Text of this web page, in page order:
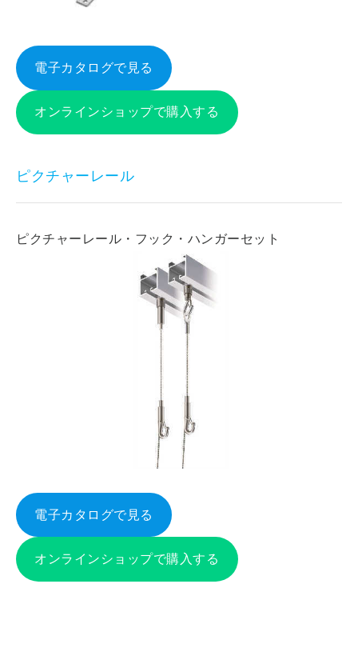
電子カタログで見る
オンラインショップで購入する
ピクチャーレール
ピクチャーレール・フック・ハンガーセット
電子カタログで見る
オンラインショップで購入する